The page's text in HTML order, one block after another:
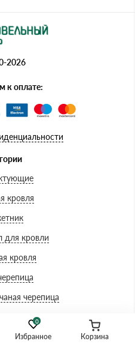
0
Избранное Корзина
2026
к оплате:
кровля
для кровли
кровля
черепица
черепица